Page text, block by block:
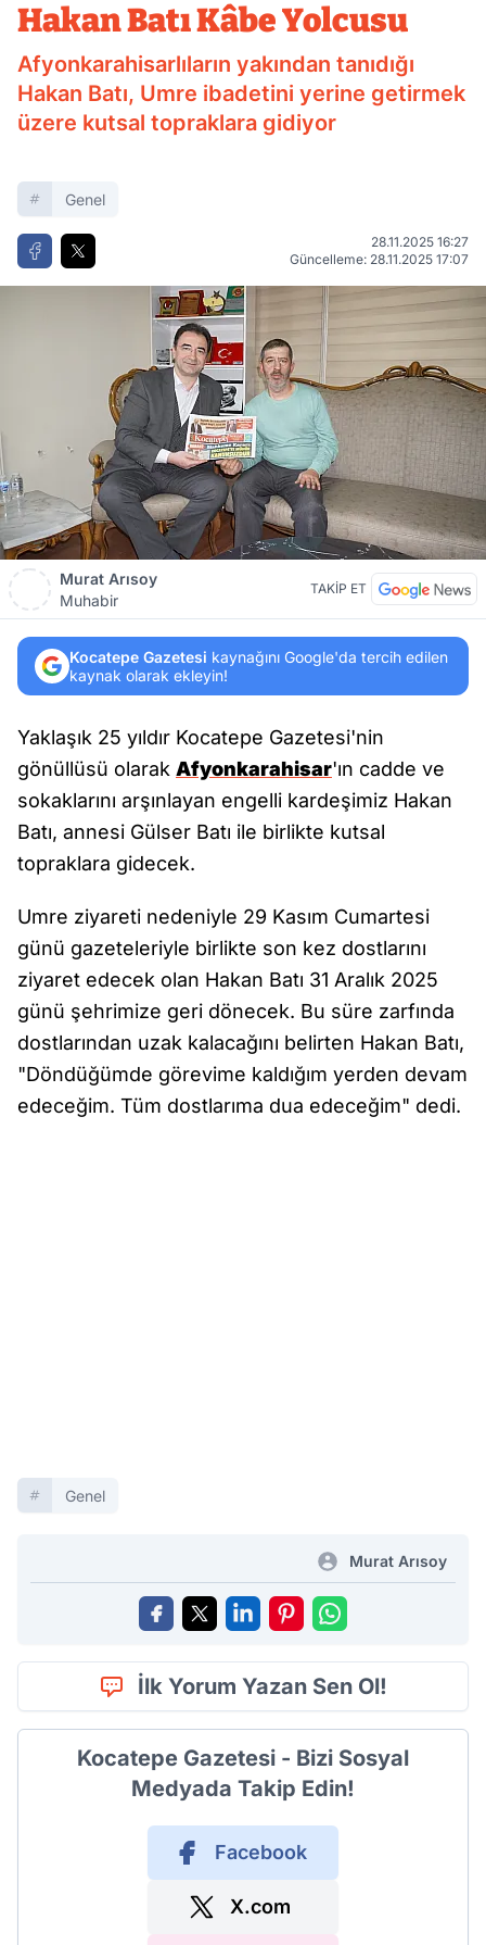
Hakan Batı Kâbe Yolcusu
Afyonkarahisarlıların yakından tanıdığı
Hakan Batı, Umre ibadetini yerine getirmek
üzere kutsal topraklara gidiyor
Genel
28.11.2025 16:27
Güncelleme: 28.11.2025 17:07
Murat Arısoy
Muhabir
TAKİP ET
Kocatepe Gazetesi kaynağını Google'da tercih edilen
kaynak olarak ekleyin!
Yaklaşık 25 yıldır Kocatepe Gazetesi'nin
gönüllüsü olarak Afyonkarahisar'ın cadde ve
sokaklarını arşınlayan engelli kardeşimiz Hakan
Batı, annesi Gülser Batı ile birlikte kutsal
topraklara gidecek.
Umre ziyareti nedeniyle 29 Kasım Cumartesi
günü gazeteleriyle birlikte son kez dostlarını
ziyaret edecek olan Hakan Batı 31 Aralık 2025
günü şehrimize geri dönecek. Bu süre zarfında
dostlarından uzak kalacağını belirten Hakan Batı,
"Döndüğümde görevime kaldığım yerden devam
edeceğim. Tüm dostlarıma dua edeceğim" dedi.
Genel
Murat Arısoy
İlk Yorum Yazan Sen Ol!
Kocatepe Gazetesi - Bizi Sosyal
Medyada Takip Edin!
Facebook
X.com